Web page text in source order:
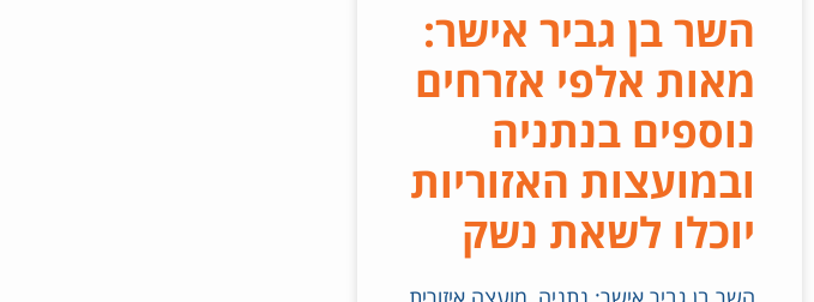
השר בן גביר אישר:
מאות אלפי אזרחים
נוספים בנתניה
ובמועצות האזוריות
יוכלו לשאת נשק